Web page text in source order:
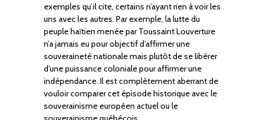
exemples qu’il cite, certains n’ayant rien à voir les
uns avec les autres. Par exemple, la lutte du
peuple haïtien menée par Toussaint Louverture
n’a jamais eu pour objectif d’affirmer une
souveraineté nationale mais plutôt de se libérer
d’une puissance coloniale pour affirmer une
indépendance. Il est complètement aberrant de
vouloir comparer cet épisode historique avec le
souverainisme européen actuel ou le